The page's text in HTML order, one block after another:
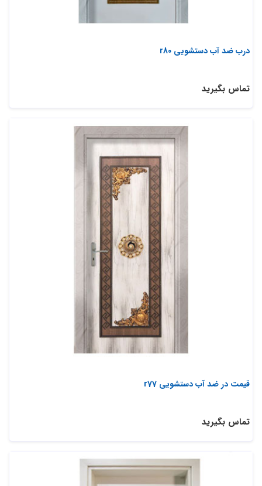
درب ضد آب دستشویی r80
تماس بگیرید
قیمت در ضد آب دستشویی r77
تماس بگیرید